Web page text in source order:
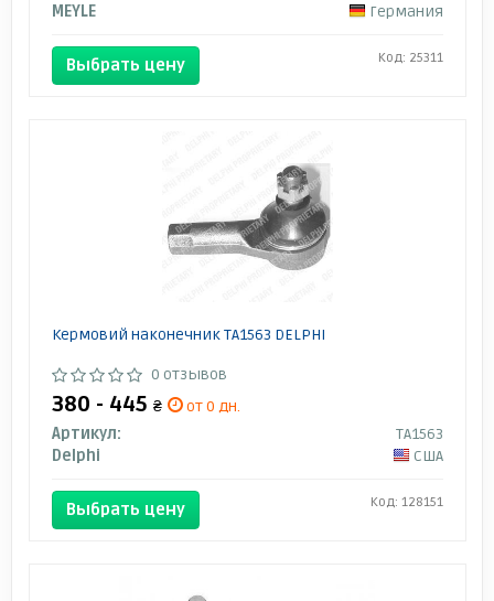
MEYLE
Германия
Выбрать цену Код: 25311
Кермовий наконечник TA1563 DELPHI
0 отзывов
380 - 445 ₴
от 0 дн.
Артикул:
TA1563
Delphi
США
Выбрать цену Код: 128151